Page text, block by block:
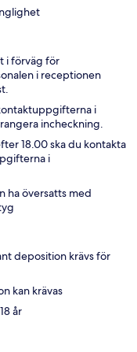
i förväg för
i receptionen
i
incheckning.
18.00 ska du kontakta
i
ha översatts med
deposition krävs för
kan krävas
år